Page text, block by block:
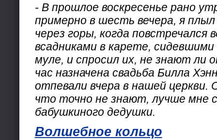
- В прошлое воскресенье рано
примерно в шесть вечера, я плыл
через горы, когда повстречался
всадниками в карете,
муле, и спросил их, не знают ли
час назначена свадьба Билла
отпевали вчера в нашей церкви.
что точно не знают, лучше мне
бабушкиного дедушки.
Волшебное кольцо